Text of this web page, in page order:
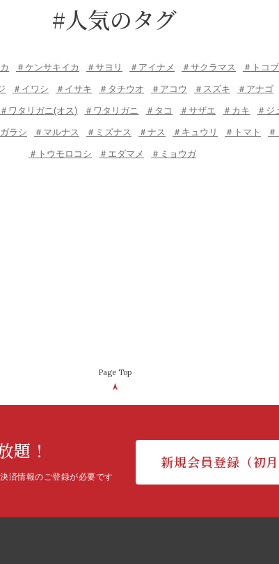
#人気のタグ
＃ケンサキイカ ＃サヨリ ＃アイナメ ＃サクラマス ＃トコ
＃イワシ ＃イサキ ＃タチウオ ＃アコウ ＃スズキ ＃アナゴ
＃ワタリガニ(オス) ＃ワタリガニ ＃タコ ＃サザエ ＃カキ ＃ジ
ラシ ＃マルナス ＃ミズナス ＃ナス ＃キュウリ ＃トマト
＃トウモロコシ ＃エダマメ ＃ミョウガ
Page Top
題！
済情報のご登録が必要です
新規会員登録（初